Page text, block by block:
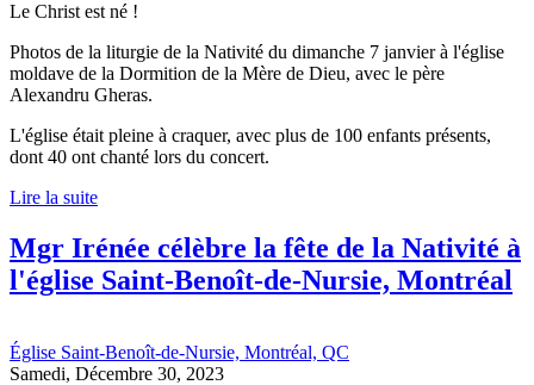
Le Christ est né !
Photos de la liturgie de la Nativité du dimanche 7 janvier à l'église
moldave de la Dormition de la Mère de Dieu, avec le père
Alexandru Gheras.
L'église était pleine à craquer, avec plus de 100 enfants présents,
dont 40 ont chanté lors du concert.
Lire la suite
Mgr Irénée célèbre la fête de la Nativité à
l'église Saint-Benoît-de-Nursie, Montréal
Église Saint-Benoît-de-Nursie, Montréal, QC
Samedi, Décembre 30, 2023